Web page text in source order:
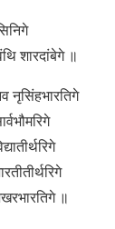
शारदांबेगे ॥
नृसिंहभारतिगे
॥